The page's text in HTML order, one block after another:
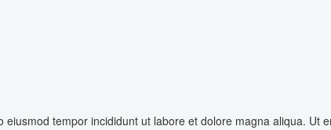
tempor incididunt ut labore et dolore magna aliqua. Ut